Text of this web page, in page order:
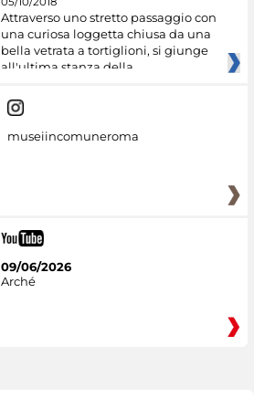
Attraverso uno stretto passaggio con
una curiosa loggetta chiusa da una
bella vetrata a tortiglioni, si giunge
all'ultima stanza della
museiincomuneroma
09/06/2026
Arché